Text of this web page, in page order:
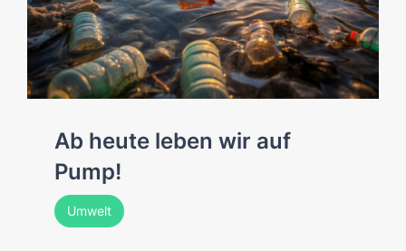
Ab heute leben wir auf
Pump!
Umwelt